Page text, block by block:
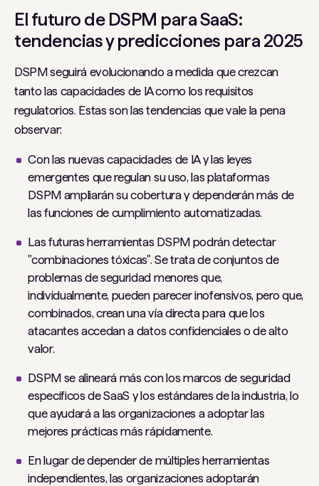
El futuro de DSPM para SaaS:
tendencias y predicciones para 2025
DSPM seguirá evolucionando a medida que crezcan
tanto las capacidades de IA como los requisitos
regulatorios. Estas son las tendencias que vale la pena
observar:
Con las nuevas capacidades de IA y las leyes
emergentes que regulan su uso, las plataformas
DSPM ampliarán su cobertura y dependerán más de
las funciones de cumplimiento automatizadas.
Las futuras herramientas DSPM podrán detectar
"combinaciones tóxicas". Se trata de conjuntos de
problemas de seguridad menores que,
individualmente, pueden parecer inofensivos, pero que,
combinados, crean una vía directa para que los
atacantes accedan a datos confidenciales o de alto
valor.
DSPM se alineará más con los marcos de seguridad
específicos de SaaS y los estándares de la industria, lo
que ayudará a las organizaciones a adoptar las
mejores prácticas más rápidamente.
En lugar de depender de múltiples herramientas
independientes, las organizaciones adoptarán